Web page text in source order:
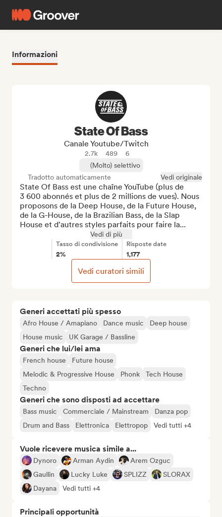
Informazioni
Generi accettati più spesso
Afro House / Amapiano Dance music
Deep house
House music
UK Garage / Bassline
Generi che lui/lei ama
French house
Future house
Melodic & Progressive House
Phonk
Tech House
Techno
Generi che sono disposti ad accettare
Bass music Commerciale / Mainstream
Danza pop
Drum and Bass
Elettronica Elettropop Vedi tutti +4
Vuole ricevere musica simile a...
Dynoro Arman Aydin
Arem Ozguc
Gaullin
Lucky Luke SPLIZZ
SLORAX
Dayana
Vedi tutti +4
Principali opportunità
State Of Bass
Canale Youtube/Twitch
2.7k 489
6
(Molto) selettivo
Tradotto automaticamente
Vedi originale
State Of Bass est une chaîne YouTube (plus de
3 600 abonnés et plus de 2 millions de vues). Nous
proposons de la Deep House, de la Future House,
de la G-House, de la Brazilian Bass, de la Slap
House et d'autres styles parfaits pour faire la...
Vedi di più
Tasso di condivisione
2%
Risposte date
1,177
Vedi curatori simili